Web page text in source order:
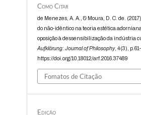
Como Citar
de Menezes, A. A., & Moura, D. C. de.
do não-idêntico na teoria estética
oposição à dessensibilização da indústria
Aufklärung: Journal of Philosophy,4(3),
https://doi.org/10.18012/arf.2016.37489
Fomatos de Citação
Edição